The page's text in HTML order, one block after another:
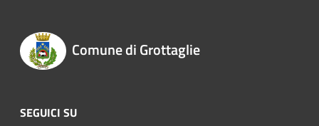
Comune di Grottaglie
SEGUICI SU